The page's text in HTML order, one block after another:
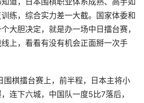
练，综合实力差一大截。国家体委和
大胆决定，就是办一场中日擂台赛，
上，看看有没有机会正面掰一次手
围棋擂台赛上，前半程，日本主将小
连下六城，中国队一度5比7落后，